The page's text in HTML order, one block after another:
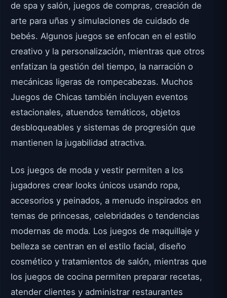
de spa y salón, juegos de compras, creación de
arte para uñas y simulaciones de cuidado de
bebés. Algunos juegos se enfocan en el estilo
creativo y la personalización, mientras que otros
enfatizan la gestión del tiempo, la narración o
mecánicas ligeras de rompecabezas. Muchos
Juegos de Chicas también incluyen eventos
estacionales, atuendos temáticos, objetos
desbloqueables y sistemas de progresión que
mantienen la jugabilidad atractiva.
Los juegos de moda y vestir permiten a los
jugadores crear looks únicos usando ropa,
accesorios y peinados, a menudo inspirados en
temas de princesas, celebridades o tendencias
modernas de moda. Los juegos de maquillaje y
belleza se centran en el estilo facial, diseño
cosmético y tratamientos de salón, mientras que
los juegos de cocina permiten preparar recetas,
atender clientes y administrar restaurantes